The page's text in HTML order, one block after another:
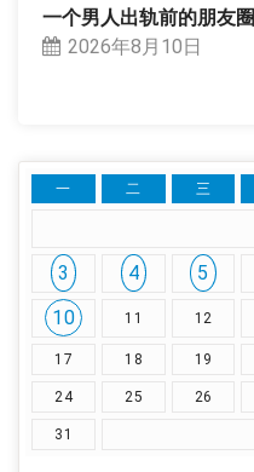
一个男人出轨前的朋友圈
2026年8月10日
一 二 三
3
4 5
10
11 12
17 18 19
24 25 26
31